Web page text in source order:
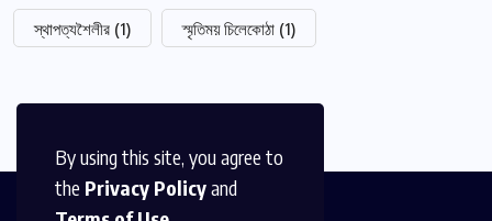
By using this site, you agree to
the Privacy Policyand
স্থাপত্যশৈলীর (1) স্মৃতিময় চিলেকোঠা (1)